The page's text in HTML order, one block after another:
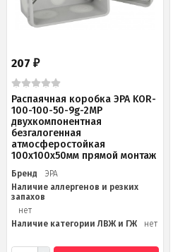
207 ₽
Распаячная коробка ЭРА KOR-
100-100-50-9g-2MP
двухкомпонентная
безгалогенная
атмосферостойкая
100х100х50мм прямой монтаж
Бренд
ЭРА
Наличие аллергенов и резких
запахов
нет
Наличие категории ЛВЖ и ГЖ
нет